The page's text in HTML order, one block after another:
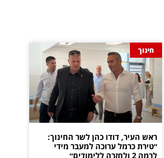
חינוך
ראש העיר, דודו כהן לשר החינוך:
״טירת כרמל ערוכה למעבר מידי
לרמה 2 ולחזרה ללימודים״